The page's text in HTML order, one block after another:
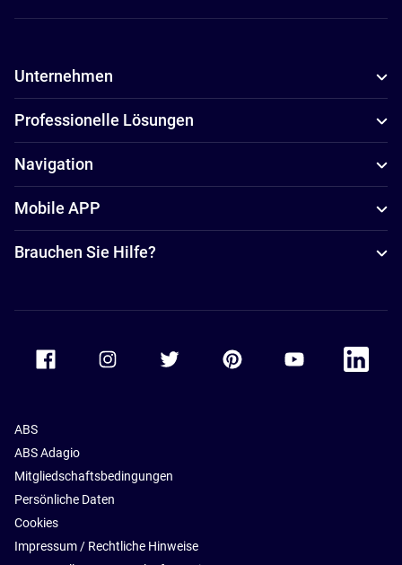
Unternehmen
Professionelle Lösungen
Navigation
Mobile APP
Brauchen Sie Hilfe?
Accor Youtube
Accor
ABS
ABS Adagio
Mitgliedschaftsbedingungen
Persönliche Daten
Cookies
Impressum / Rechtliche Hinweise